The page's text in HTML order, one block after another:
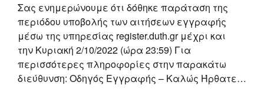
Σας ενημερώνουμε ότι δόθηκε παράταση της
περιόδου υποβολής των αιτήσεων εγγραφής
μέσω της υπηρεσίας register.duth.gr μέχρι και
την Κυριακή 2/10/2022 (ώρα 23:59) Για
περισσότερες πληροφορίες στην παρακάτω
διεύθυνση: Οδηγός Εγγραφής – Καλώς Ήρθατε…